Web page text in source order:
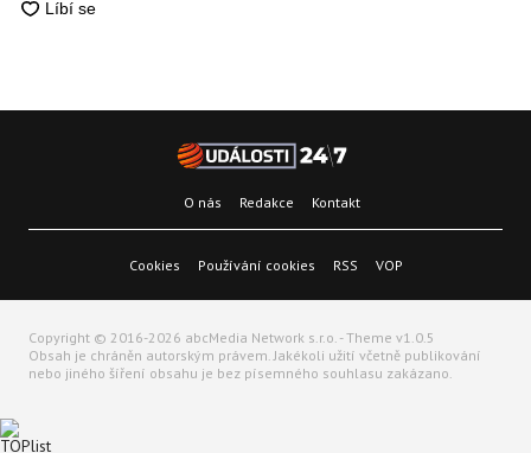
O nás Redakce Kontakt
Cookies Používání cookies RSS VOP
Copyright © 2016-2026 abcMedia Network s.r.o. - Theme v1.0.5
Obsah je chráněn autorským právem. Jakékoli užití včetně publikování
nebo jiného šíření obsahu je bez písemného souhlasu zakázano.